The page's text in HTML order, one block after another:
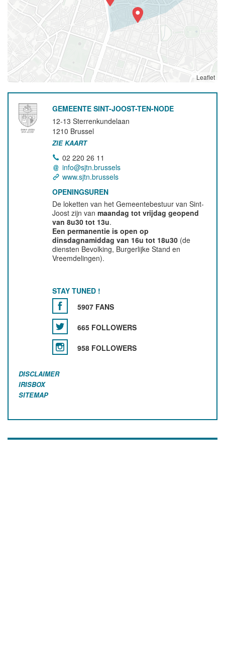
Leaflet
GEMEENTE SINT-JOOST-TEN-NODE
12-13 Sterrenkundelaan
1210 Brussel
ZIE KAART
02 220 26 11
info@sjtn.brussels
www.sjtn.brussels
OPENINGSUREN
De loketten van het Gemeentebestuur van Sint-
Joost zijn vanmaandag tot vrijdag geopend
van 8u30 tot 13u.
Een permanentie is open op
dinsdagnamiddag van 16u tot 18u30 (de
diensten Bevolking, Burgerlijke Stand en
Vreemdelingen).
STAY TUNED !
5907 FANS
665 FOLLOWERS
958 FOLLOWERS
DISCLAIMER
IRISBOX
SITEMAP